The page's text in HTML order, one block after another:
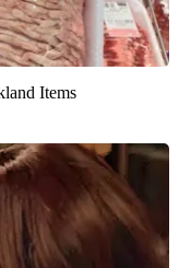
Items